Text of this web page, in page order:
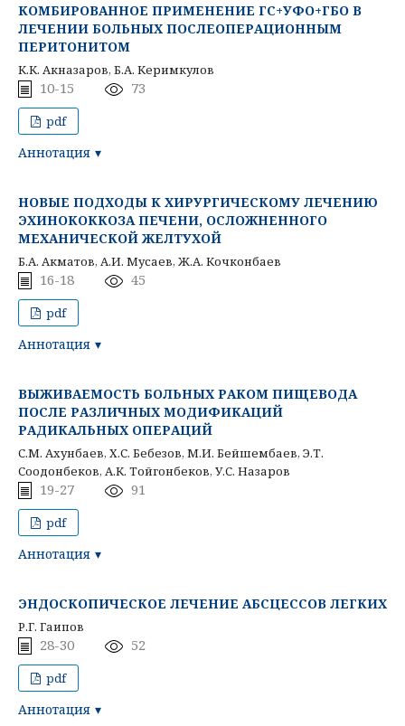
КОМБИРОВАННОЕ ПРИМЕНЕНИЕ ГС+УФО+ГБО В
ЛЕЧЕНИИ БОЛЬНЫХ ПОСЛЕОПЕРАЦИОННЫМ
ПЕРИТОНИТОМ
К.К. Акназаров, Б.А. Керимкулов
10-15 73
pdf
Аннотация
НОВЫЕ ПОДХОДЫ К ХИРУРГИЧЕСКОМУ ЛЕЧЕНИЮ
ЭХИНОКОККОЗА ПЕЧЕНИ, ОСЛОЖНЕННОГО
МЕХАНИЧЕСКОЙ ЖЕЛТУХОЙ
Б.А. Акматов, А.И. Мусаев, Ж.А. Кочконбаев
16-18 45
pdf
Аннотация
ВЫЖИВАЕМОСТЬ БОЛЬНЫХ РАКОМ ПИЩЕВОДА
ПОСЛЕ РАЗЛИЧНЫХ МОДИФИКАЦИЙ
РАДИКАЛЬНЫХ ОПЕРАЦИЙ
С.М. Ахунбаев, Х.С. Бебезов, М.И. Бейшембаев, Э.Т.
Соодонбеков, А.К. Тойгонбеков, У.С. Назаров
19-27 91
pdf
Аннотация
ЭНДОСКОПИЧЕСКОЕ ЛЕЧЕНИЕ АБСЦЕССОВ ЛЕГКИХ
Р.Г. Гаипов
28-30 52
pdf
Аннотация